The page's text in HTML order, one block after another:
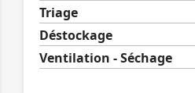
Triage
Déstockage
Ventilation - Séchage